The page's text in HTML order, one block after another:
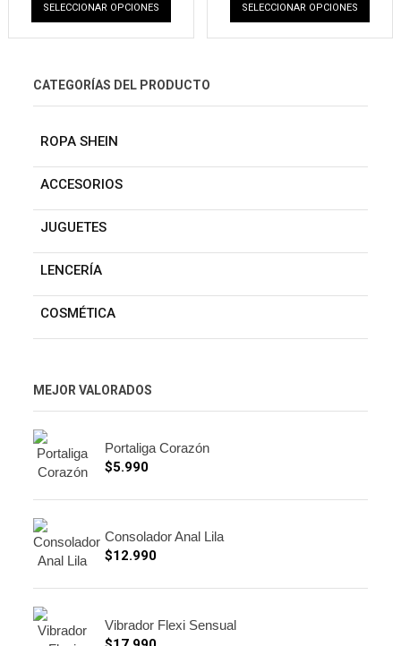
SELECCIONAR OPCIONES SELECCIONAR OPCIONES
CATEGORÍAS DEL PRODUCTO
ROPA SHEIN
ACCESORIOS
JUGUETES
LENCERÍA
COSMÉTICA
MEJOR VALORADOS
Portaliga Corazón
$5.990
Consolador Anal Lila
$12.990
Vibrador Flexi Sensual